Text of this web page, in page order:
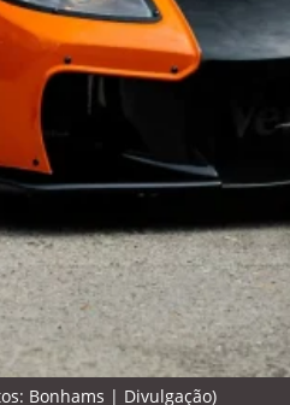
Bonhams | Divulgação)